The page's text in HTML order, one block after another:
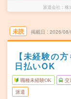
派遣会社 株
未読 掲載日 2026/08/
【未経験の
日払いOK
職種未経験OK 交
派遣